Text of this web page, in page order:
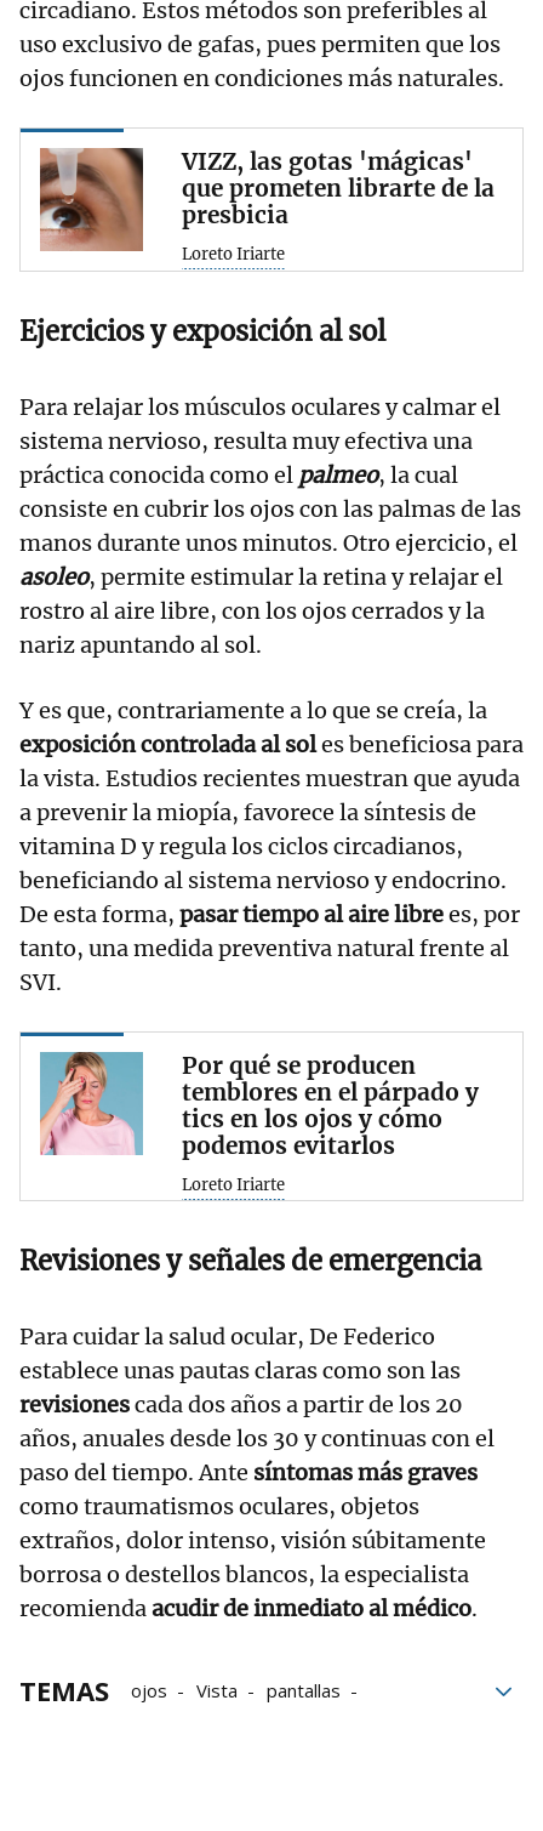
circadiano. Estos métodos son preferibles al
uso exclusivo de gafas, pues permiten que los
ojos funcionen en condiciones más naturales.
VIZZ, las gotas 'mágicas'
que prometen librarte de la
presbicia
Loreto Iriarte
Ejercicios y exposición al sol
Para relajar los músculos oculares y calmar el
sistema nervioso, resulta muy efectiva una
práctica conocida como el palmeo, la cual
consiste en cubrir los ojos con las palmas de las
manos durante unos minutos. Otro ejercicio, el
asoleo, permite estimular la retina y relajar el
rostro al aire libre, con los ojos cerrados y la
nariz apuntando al sol.
Y es que, contrariamente a lo que se creía, la
exposición controlada al soles beneficiosa para
la vista. Estudios recientes muestran que ayuda
a prevenir la miopía, favorece la síntesis de
vitamina D y regula los ciclos circadianos,
beneficiando al sistema nervioso y endocrino.
De esta forma, pasar tiempo al aire librees, por
tanto, una medida preventiva natural frente al
SVI.
Por qué se producen
temblores en el párpado y
tics en los ojos y cómo
podemos evitarlos
Loreto Iriarte
Revisiones y señales de emergencia
Para cuidar la salud ocular, De Federico
establece unas pautas claras como son las
revisionescada dos años a partir de los 20
años, anuales desde los 30 y continuas con el
paso del tiempo. Ante síntomas más graves
como traumatismos oculares, objetos
extraños, dolor intenso, visión súbitamente
borrosa o destellos blancos, la especialista
recomiendaacudir de inmediato al médico.
TEMAS ojos Vista
pantallas